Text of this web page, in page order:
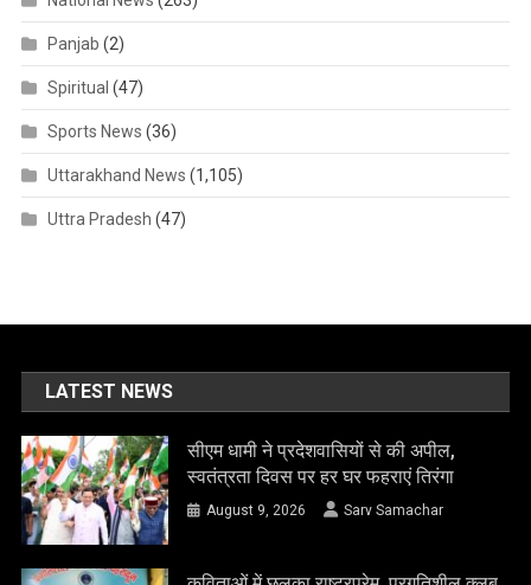
Panjab (2)
Spiritual (47)
Sports News (36)
Uttarakhand News (1,105)
Uttra Pradesh (47)
LATEST NEWS
सीएम धामी ने प्रदेशवासियों से की अपील,
स्वतंत्रता दिवस पर हर घर फहराएं तिरंगा
August 9, 2026 Sarv Samachar